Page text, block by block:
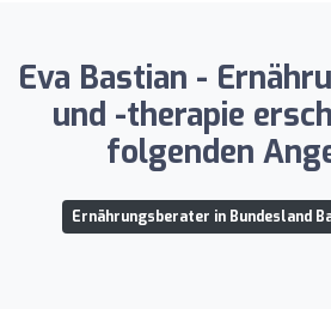
Eva Bastian -
und -therapie
folgenden
Ernährungsberater in Bundesland